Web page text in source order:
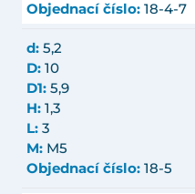
Objednací číslo: 18-4-7
d: 5,2
D: 10
D1: 5,9
H: 1,3
L: 3
M: M5
Objednací číslo: 18-5